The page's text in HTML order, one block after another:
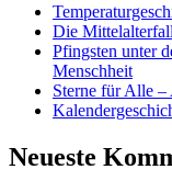
Die
Pfingsten unter
Menschheit
Sterne für Alle
Neueste